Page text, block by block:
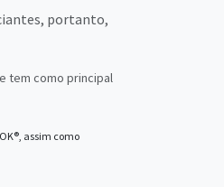
portanto,
tem como principal
assim como